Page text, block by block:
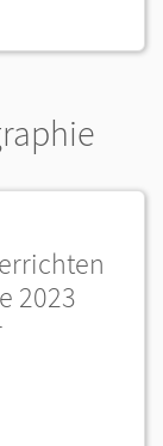
2023